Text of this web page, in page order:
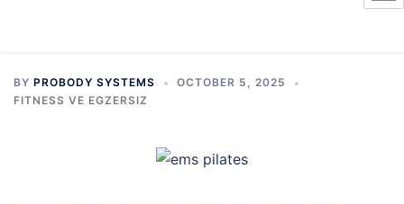
BY PROBODY SYSTEMS
OCTOBER 5, 2025
FITNESS VE EGZERSIZ